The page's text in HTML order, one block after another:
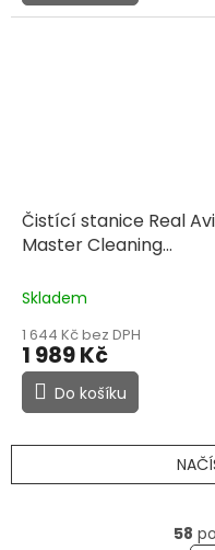
Čistící stanice Real
Master Cleaning
Skladem
1 644 Kč bez DPH
1 989 Kč
Do košíku
58